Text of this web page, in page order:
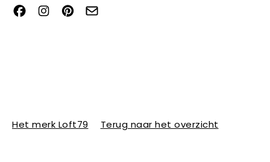
Het merk Loft79 Terug naar het overzicht